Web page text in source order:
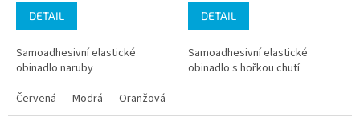
DETAIL
Samoadhesivní elastické
obinadlo naruby
Červená
Modrá Oranžová
DETAIL
Samoadhesivní elastické
obinadlo s hořkou chutí